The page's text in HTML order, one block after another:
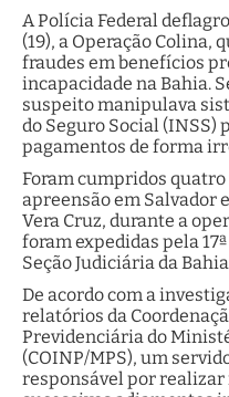
A Polícia Federal
(19), a Operação Colina,
fraudes em benefícios
incapacidade na Bahia.
suspeito manipulava
do Seguro Social
pagamentos de forma
Foram cumpridos quatro
apreensão em Salvador
Vera Cruz, durante a
foram expedidas pela
Seção Judiciária da
De acordo com a
relatórios da
Previdenciária do
(COINP/MPS), um
responsável por realizar